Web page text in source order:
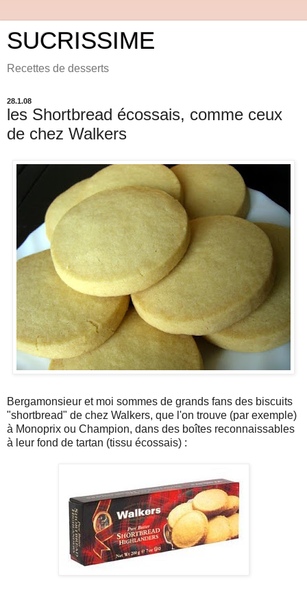
SUCRISSIME
Recettes de desserts
28.1.08
les Shortbread écossais, comme ceux
de chez Walkers
Bergamonsieur et moi sommes de grands fans des biscuits
"shortbread" de chez Walkers, que l'on trouve (par exemple)
à Monoprix ou Champion, dans des boîtes reconnaissables
à leur fond de tartan (tissu écossais) :